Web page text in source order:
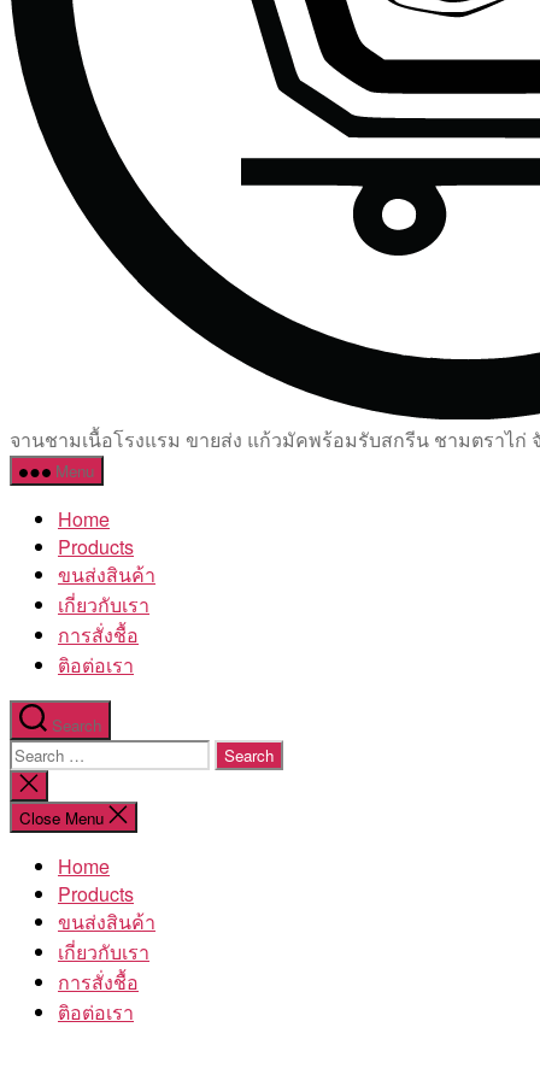
จานชามเนื้อโรงแรม ขายส่ง แก้วมัคพร้อมรับสกรีน ชามตราไก่
Menu
Home
Products
ขนส่งสินค้า
เกี่ยวกับเรา
การสั่งชื้อ
ติอต่อเรา
Search
Search
for:
Close
search
Close Menu
Home
Products
ขนส่งสินค้า
เกี่ยวกับเรา
การสั่งชื้อ
ติอต่อเรา